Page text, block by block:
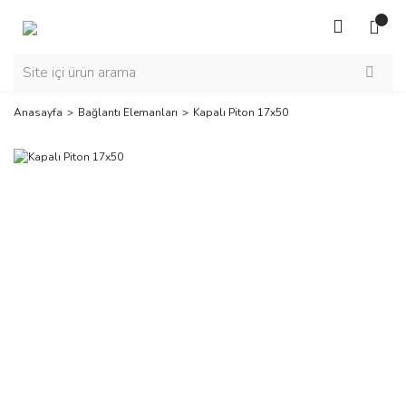
Anasayfa Bağlantı Elemanları Kapalı Piton 17x50